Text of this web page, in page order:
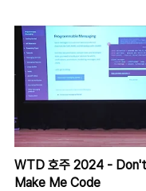
WTD 호주 2024 - Don't
Make Me Code